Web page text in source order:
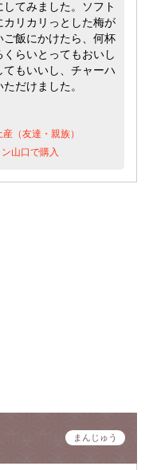
てみました。ソフト
カリカリっとした梅が
ご飯にかけたら、何杯
らいとってもおいし
もいいし、チャーハ
だけました。
（友達・親族）
山口で購入
まんじゅう